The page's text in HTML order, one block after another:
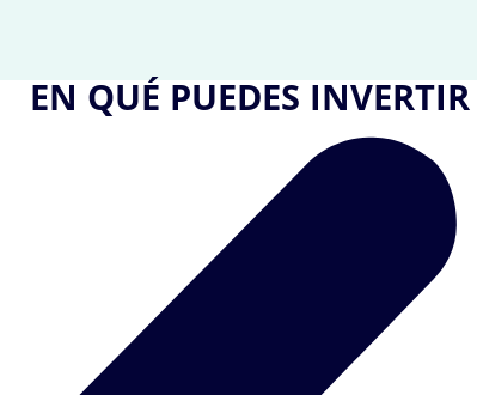
EN QUÉ PUEDES INVERTIR